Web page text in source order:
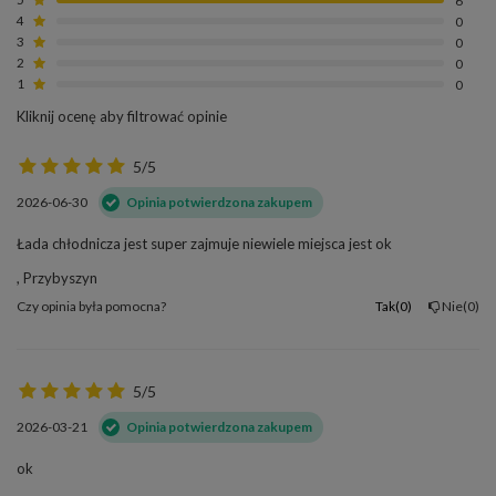
4
0
3
0
2
0
1
0
Kliknij ocenę aby filtrować opinie
5/5
2026-06-30 Opinia potwierdzona zakupem
Łada chłodnicza jest super zajmuje niewiele miejsca jest ok
, Przybyszyn
Czy opinia była pomocna? Tak 0 Nie 0
5/5
2026-03-21 Opinia potwierdzona zakupem
ok